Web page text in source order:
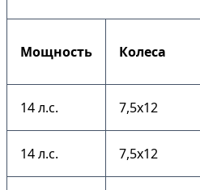
Мощность Колеса
14 л.с. 7,5х12
14 л.с. 7,5х12